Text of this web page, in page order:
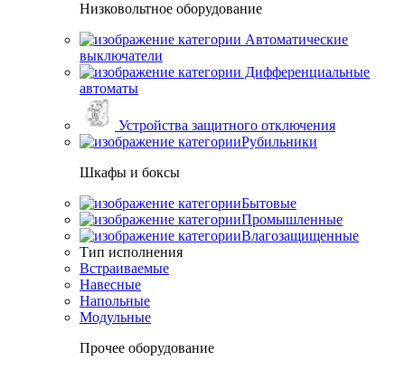
Низковольтное оборудование
Автоматические
выключатели
Дифференциальные
автоматы
Устройства защитного отключения
Рубильники
Шкафы и боксы
Бытовые
Промышленные
Влагозащищенные
Тип исполнения
Встраиваемые
Навесные
Напольные
Модульные
Прочее оборудование